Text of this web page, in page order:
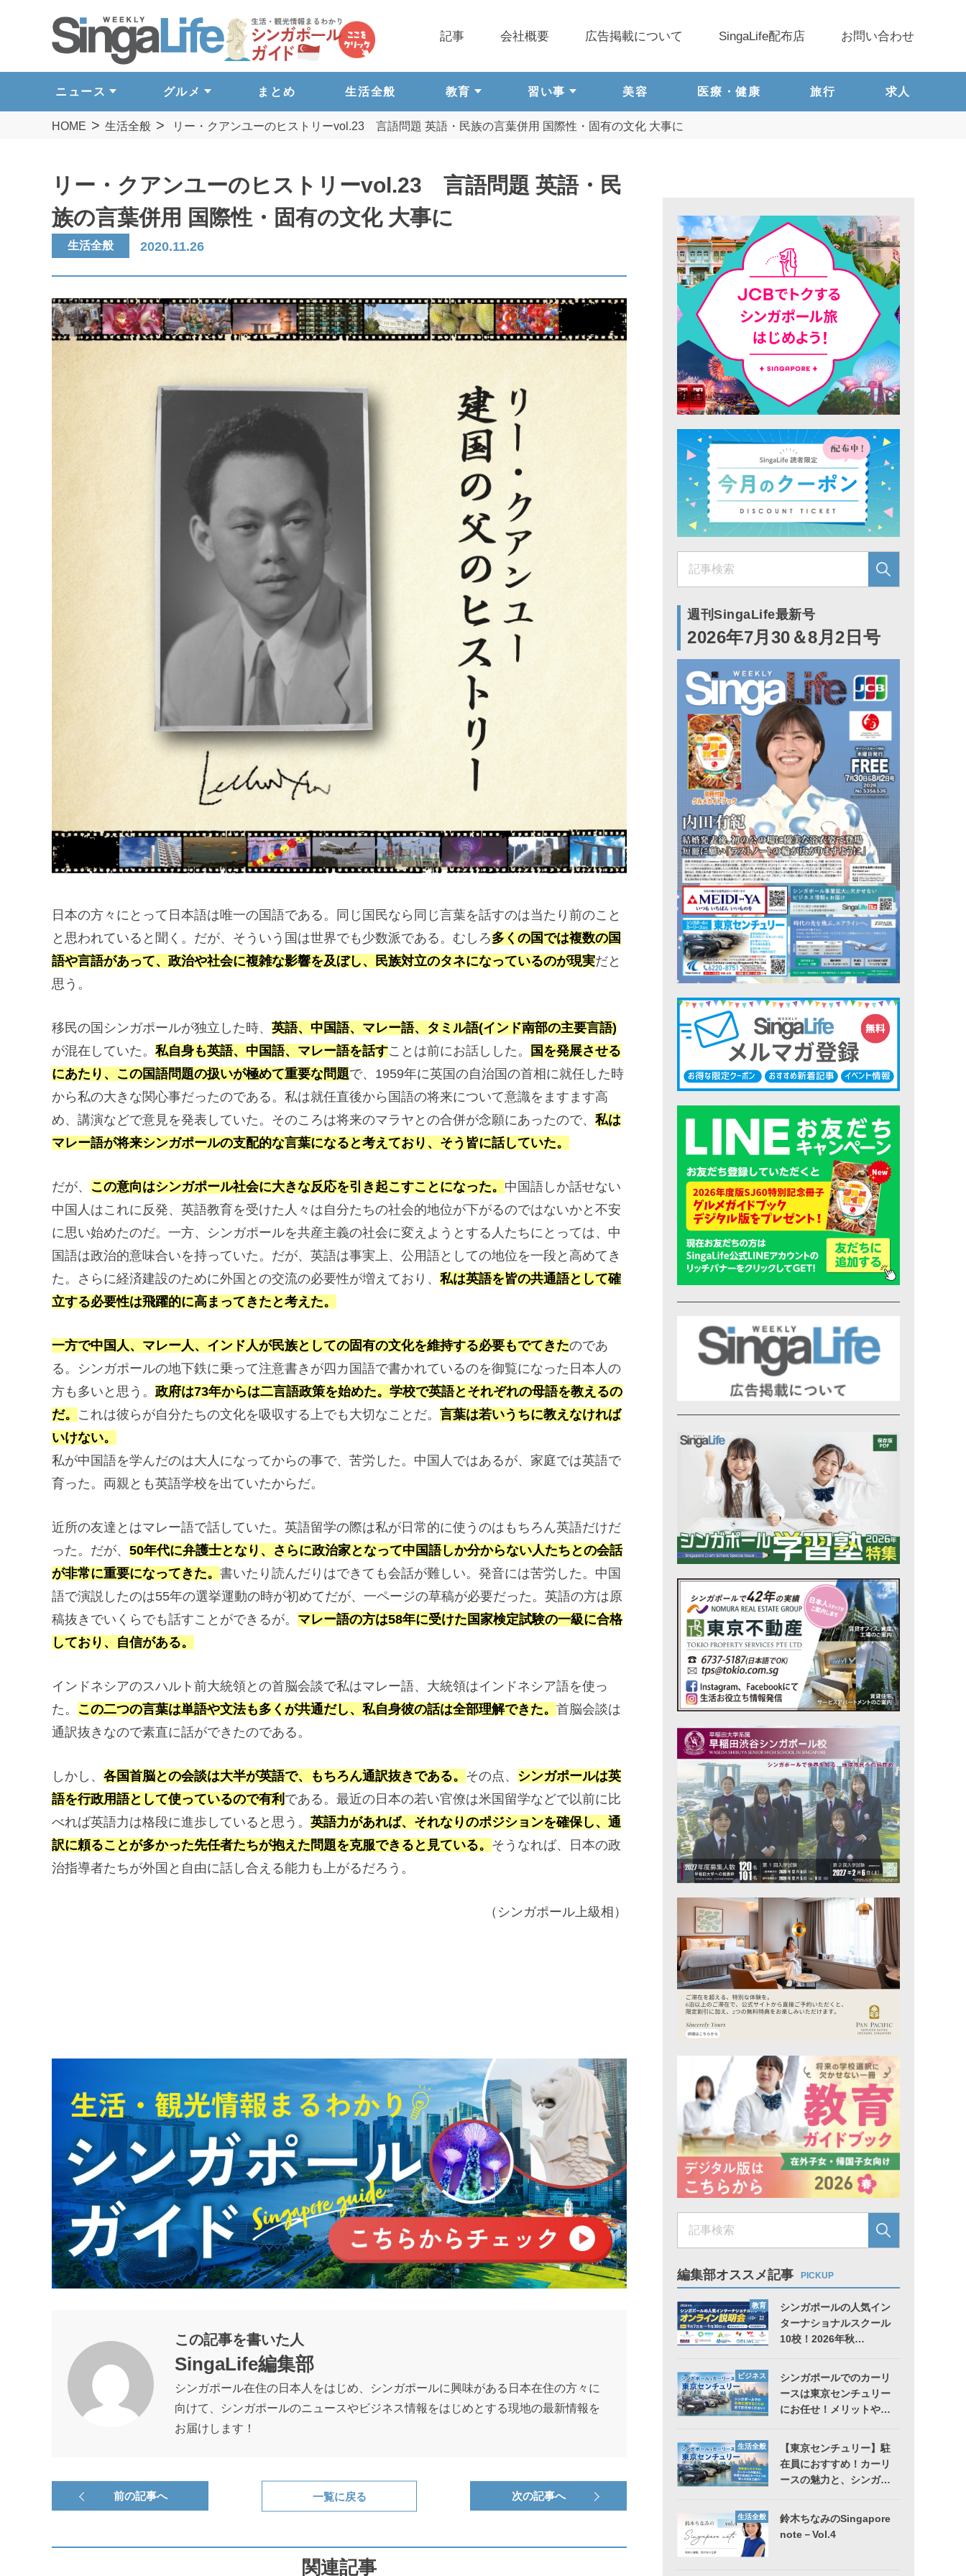
ニュース グルメ まとめ 生活全般 教育 習い事 美容 医療・健康 旅行 求人
記事 会社概要 広告掲載について SingaLife配布店 お問い合わせ
HOME 生活全般 リー・クアンユーのヒストリーvol.23 言語問題 英語・民族の言葉併用 国際性・固有の文化 大事に
リー・クアンユーのヒストリーvol.23 言語問題 英語・民
族の言葉併用 国際性・固有の文化 大事に
生活全般 2020.11.26
日本の方々にとって日本語は唯一の国語である。同じ国民なら同じ言葉を話すのは当たり前のこと
と思われていると聞く。だが、そういう国は世界でも少数派である。むしろ多くの国では複数の国
語や言語があって、政治や社会に複雑な影響を及ぼし、民族対立のタネになっているのが現実だと
思う。
移民の国シンガポールが独立した時、 英語、中国語、マレー語、タミル語(インド南部の主要言語)
が混在していた。 私自身も英語、中国語、マレー語を話すことは前にお話しした。
国を発展させる
にあたり、この国語問題の扱いが極めて重要な問題で、1959年に英国の自治国の首相に就任した時
から私の大きな関心事だったのである。私は就任直後から国語の将来について意識をますます高
め、講演などで意見を発表していた。そのころは将来のマラヤとの合併が念願にあったので、 私は
マレー語が将来シンガポールの支配的な言葉になると考えており、そう皆に話していた。
だが、 この意向はシンガポール社会に大きな反応を引き起こすことになった。 中国語しか話せない
中国人はこれに反発、英語教育を受けた人々は自分たちの社会的地位が下がるのではないかと不安
に思い始めたのだ。一方、シンガポールを共産主義の社会に変えようとする人たちにとっては、中
国語は政治的意味合いを持っていた。だが、英語は事実上、公用語としての地位を一段と高めてき
た。さらに経済建設のために外国との交流の必要性が増えており、 私は英語を皆の共通語として確
立する必要性は飛躍的に高まってきたと考えた。
一方で中国人、マレー人、インド人が民族としての固有の文化を維持する必要もでてきたのであ
る。シンガポールの地下鉄に乗って注意書きが四カ国語で書かれているのを御覧になった日本人の
方も多いと思う。 政府は73年からは二言語政策を始めた。学校で英語とそれぞれの母語を教えるの
だ。 これは彼らが自分たちの文化を吸収する上でも大切なことだ。 言葉は若いうちに教えなければ
いけない。
私が中国語を学んだのは大人になってからの事で、苦労した。中国人ではあるが、家庭では英語で
育った。両親とも英語学校を出ていたからだ。
近所の友達とはマレー語で話していた。英語留学の際は私が日常的に使うのはもちろん英語だけだ
った。だが、 50年代に弁護士となり、さらに政治家となって中国語しか分からない人たちとの会話
が非常に重要になってきた。 書いたり読んだりはできても会話が難しい。発音には苦労した。中国
語で演説したのは55年の選挙運動の時が初めてだが、一ページの草稿が必要だった。英語の方は原
稿抜きでいくらでも話すことができるが。 マレー語の方は58年に受けた国家検定試験の一級に合格
しており、自信がある。
インドネシアのスハルト前大統領との首脳会談で私はマレー語、大統領はインドネシア語を使っ
た。 この二つの言葉は単語や文法も多くが共通だし、私自身彼の話は全部理解できた。 首脳会談は
通訳抜きなので素直に話ができたのである。
しかし、 各国首脳との会談は大半が英語で、もちろん通訳抜きである。 その点、 シンガポールは英
語を行政用語として使っているので有利 である。最近の日本の若い官僚は米国留学などで以前に比
べれば英語力は格段に進歩していると思う。 英語力があれば、それなりのポジションを確保し、通
訳に頼ることが多かった先任者たちが抱えた問題を克服できると見ている。 そうなれば、日本の政
治指導者たちが外国と自由に話し合える能力も上がるだろう。
（シンガポール上級相）
この記事を書いた人
SingaLife編集部
シンガポール在住の日本人をはじめ、シンガポールに興味がある日本在住の方々に
向けて、シンガポールのニュースやビジネス情報をはじめとする現地の最新情報を
お届けします！
前の記事へ 次の記事へ
一覧に戻る
関連記事
週刊SingaLife最新号
2026年7月30＆8月2日号
編集部オススメ記事 PICKUP
教育
シンガポールの人気イン
ターナショナルスクール
10校！2026年秋…
ビジネス
シンガポールでのカーリ
ースは東京センチュリー
にお任せ！メリットや…
生活全般
【東京センチュリー】駐
在員におすすめ！カーリ
ースの魅力と、シンガ…
生活全般
鈴木ちなみのSingapore
note－Vol.4